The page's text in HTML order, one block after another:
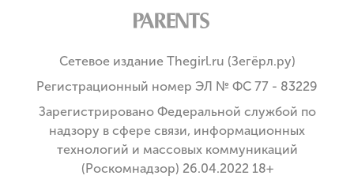
Сетевое издание Thegirl.ru (Зегёрл.ру)
Регистрационный номер ЭЛ № ФС 77 - 83229
Зарегистрировано Федеральной службой по
надзору в сфере связи, информационных
технологий и массовых коммуникаций
(Роскомнадзор) 26.04.2022 18+